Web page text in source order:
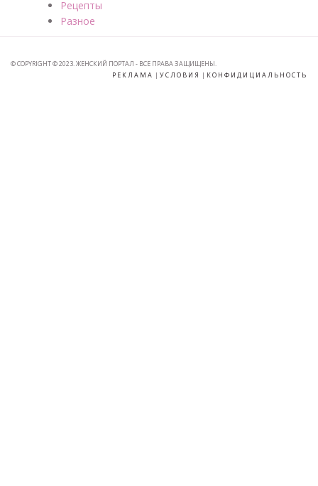
Рецепты
Разное
© COPYRIGHT © 2023. ЖЕНСКИЙ ПОРТАЛ - ВСЕ ПРАВА ЗАЩИЩЕНЫ.
РЕКЛАМА | УСЛОВИЯ | КОНФИДИЦИАЛЬНОСТЬ